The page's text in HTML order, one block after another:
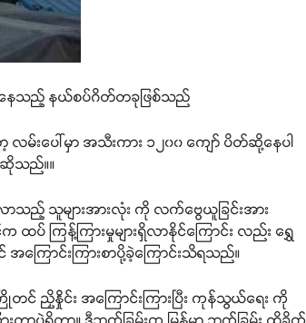
နေသည့် နယ်စပ်ဂိတ်တခုဖြစ်သည်
ပေါ်မှာ အသီးကား ၁၂၀၀ ကျော် ပိတ်ဆို့နေပါ
ဆိုသည်။။
သည့် သူများအားလုံး ကို လက်ဗွေယူခြင်းအား
ပ် ကြန့်ကြားမှုများရှိလာနိုင်ကြောင်း လည်း ရွှေ
ြောင်းကြားစာပို့ခဲ့ကြောင်းသိရသည်။
ညှိနှိုင်း အကြောင်းကြားပြီး ကုန်သွယ်ရေး ကို